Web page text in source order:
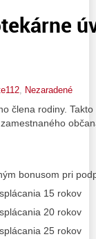
Nezaradené
člena rodiny.
bonusom pri
15 rokov
20 rokov
25 rokov